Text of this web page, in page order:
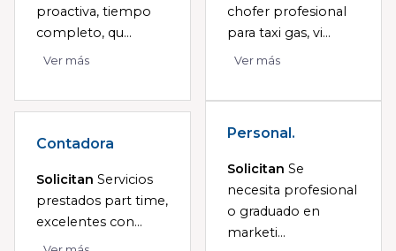
proactiva, tiempo
completo, qu...
Ver más
chofer profesional
para taxi gas, vi...
Ver más
Contadora
Solicitan Servicios
prestados part time,
excelentes con...
Personal.
Solicitan Se
necesita profesional
o graduado en
marketi...